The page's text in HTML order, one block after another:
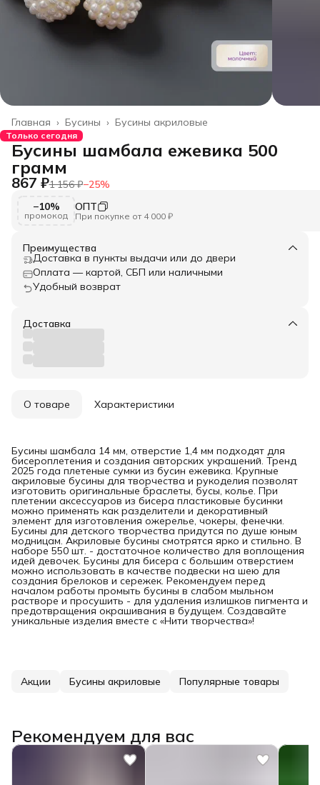
Бусины акриловые
Бусины ›
Главная ›
Только сегодня
Бусины шамбала ежевика 500
грамм
867 ₽1 156 ₽−25%
−10%
промокод
ОПТ
При покупке от 4 000 ₽
Преимущества
Доставка в пункты выдачи или до двери
Оплата — картой, СБП или наличными
Удобный возврат
Доставка
О товаре Характеристики
Бусины шамбала 14 мм, отверстие 1,4 мм подходят для
бисероплетения и создания авторских украшений. Тренд
2025 года плетеные сумки из бусин ежевика. Крупные
акриловые бусины для творчества и рукоделия позволят
изготовить оригинальные браслеты, бусы, колье. При
плетении аксессуаров из бисера пластиковые бусинки
можно применять как разделители и декоративный
элемент для изготовления ожерелье, чокеры, фенечки.
Бусины для детского творчества придутся по душе юным
модницам. Акриловые бусины смотрятся ярко и стильно. В
наборе 550 шт. - достаточное количество для воплощения
идей девочек. Бусины для бисера с большим отверстием
можно использовать в качестве подвески на шею для
создания брелоков и сережек. Рекомендуем перед
началом работы промыть бусины в слабом мыльном
растворе и просушить - для удаления излишков пигмента и
предотвращения окрашивания в будущем. Создавайте
уникальные изделия вместе с «Нити творчества»!
Акции Бусины акриловые Популярные товары
Рекомендуем для вас